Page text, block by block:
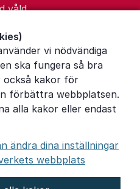
vi nödvändiga
ska fungera så bra
också kakor för
förbättra webbplatsen.
alla kakor eller endast
ändra dina inställningar
webbplats
våld